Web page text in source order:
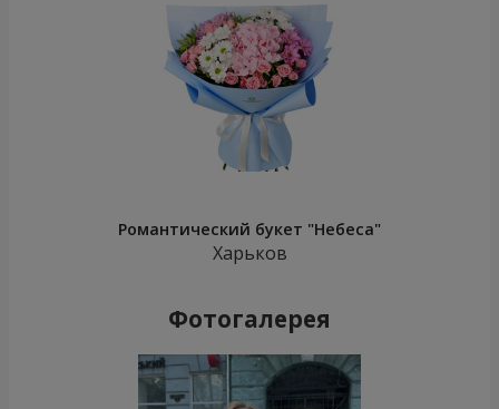
Романтический букет "Небеса"
Харьков
Фотогалерея